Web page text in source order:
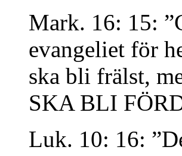
Mark. 16: 15:
evangeliet för
ska bli frälst,
SKA BLI
Luk. 10: 16: